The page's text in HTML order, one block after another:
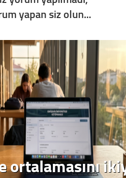
yapan siz olun...
ortalamasını